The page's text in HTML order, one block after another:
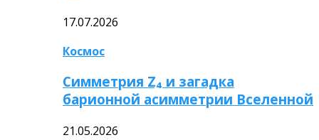
17.07.2026
Космос
Симметрия Z₄ и загадка
барионной асимметрии Вселенной
21.05.2026